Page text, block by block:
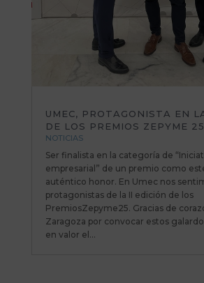
UMEC, PROTAGONISTA EN
DE LOS PREMIOS ZEPYME 25
NOTICIAS
Ser finalista en la categoría de
empresarial” de un premio como
auténtico honor. En Umec nos
protagonistas de la II edición de los
PremiosZepyme25. Gracias de
Zaragoza por convocar estos
en valor el...